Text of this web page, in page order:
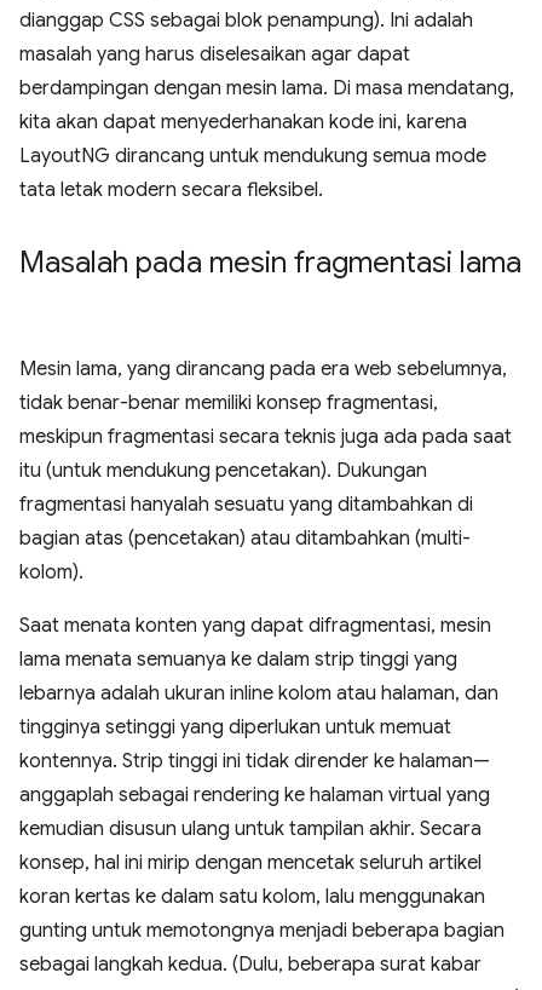
dianggap CSS sebagai blok penampung). Ini adalah
masalah yang harus diselesaikan agar dapat
berdampingan dengan mesin lama. Di masa mendatang,
kita akan dapat menyederhanakan kode ini, karena
LayoutNG dirancang untuk mendukung semua mode
tata letak modern secara fleksibel.
Masalah pada mesin fragmentasi lama
Mesin lama, yang dirancang pada era web sebelumnya,
tidak benar-benar memiliki konsep fragmentasi,
meskipun fragmentasi secara teknis juga ada pada saat
itu (untuk mendukung pencetakan). Dukungan
fragmentasi hanyalah sesuatu yang ditambahkan di
bagian atas (pencetakan) atau ditambahkan (multi-
kolom).
Saat menata konten yang dapat difragmentasi, mesin
lama menata semuanya ke dalam strip tinggi yang
lebarnya adalah ukuran inline kolom atau halaman, dan
tingginya setinggi yang diperlukan untuk memuat
kontennya. Strip tinggi ini tidak dirender ke halaman—
anggaplah sebagai rendering ke halaman virtual yang
kemudian disusun ulang untuk tampilan akhir. Secara
konsep, hal ini mirip dengan mencetak seluruh artikel
koran kertas ke dalam satu kolom, lalu menggunakan
gunting untuk memotongnya menjadi beberapa bagian
sebagai langkah kedua. (Dulu, beberapa surat kabar